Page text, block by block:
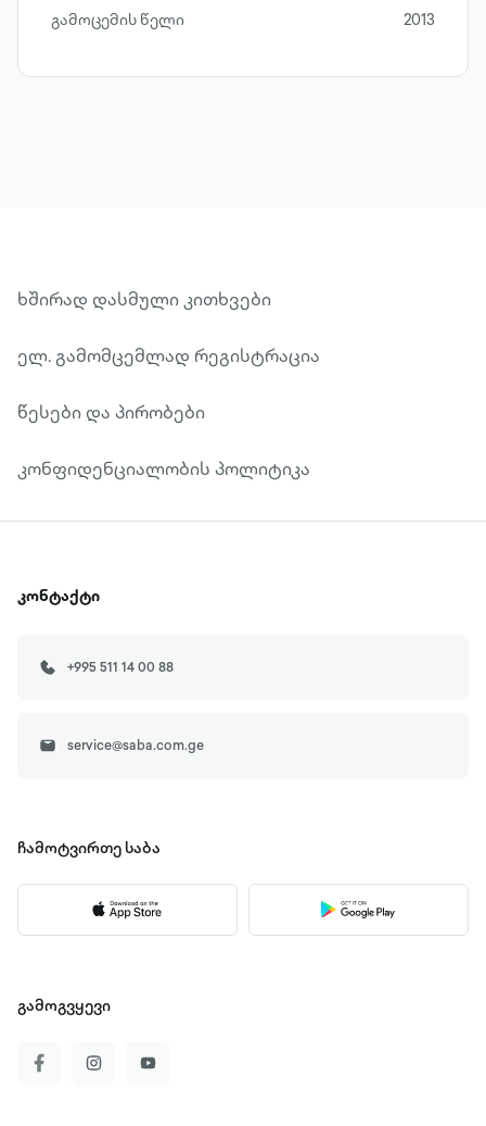
გამოცემის წელი
2013
ხშირად დასმული კითხვები
ელ. გამომცემლად რეგისტრაცია
წესები და პირობები
კონფიდენციალობის პოლიტიკა
კონტაქტი
+995 511 14 00 88
service@saba.com.ge
ჩამოტვირთე საბა
გამოგვყევი